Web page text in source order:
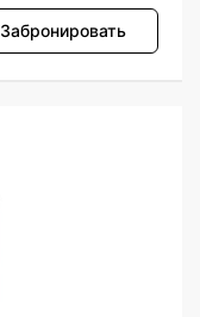
Забронировать